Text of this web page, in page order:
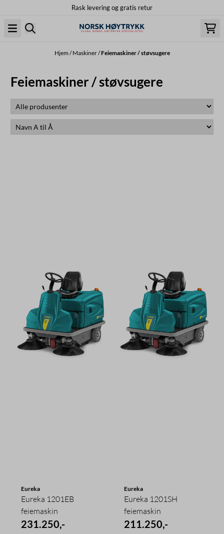
Rask levering og gratis retur
Hjem /Maskiner/Feiemaskiner / støvsugere
Feiemaskiner / støvsugere
Eureka
Eureka 1201EB
feiemaskin
231.250,-
Eureka
Eureka 1201SH
feiemaskin
211.250,-